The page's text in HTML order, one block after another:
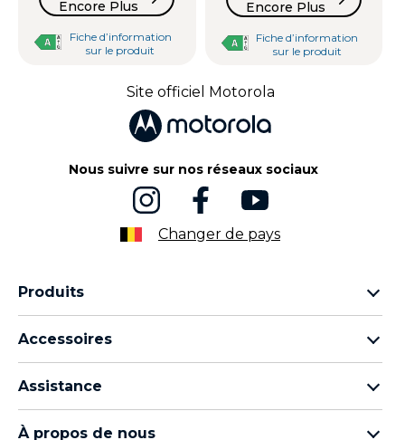
Encore Plus
Fiche d’information
sur le produit
Encore Plus
Fiche d’information
sur le produit
Site officiel Motorola
Nous suivre sur nos réseaux sociaux
Changer de pays
Produits
Famille Moto g
Thinkphone by motorola
Accessoires
moto tag
Assistance
Mes commandes
À propos de nous